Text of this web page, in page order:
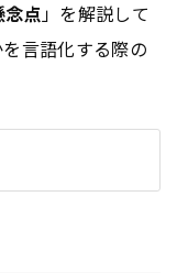
念点」を解説して
言語化する際の